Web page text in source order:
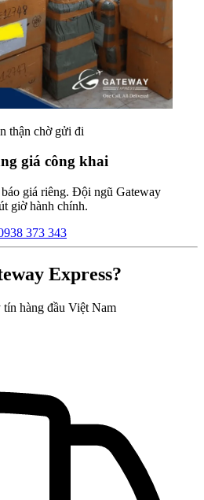
thận chờ gửi đi
giá công khai
giá riêng. Đội ngũ Gateway
giờ hành chính.
373 343
Express?
hàng đầu Việt Nam